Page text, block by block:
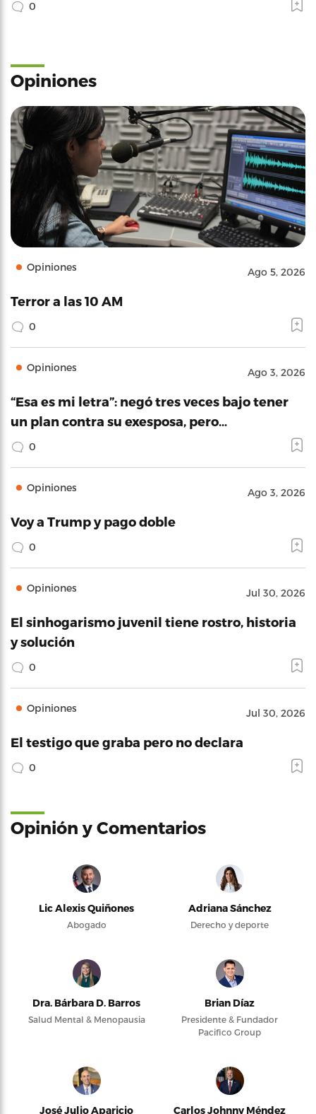
0
Opiniones
Opiniones Ago 5, 2026
Terror a las 10 AM
0
Opiniones Ago 3, 2026
“Esa es mi letra”: negó tres veces bajo tener
un plan contra su exesposa, pero…
0
Opiniones Ago 3, 2026
Voy a Trump y pago doble
0
Opiniones Jul 30, 2026
El sinhogarismo juvenil tiene rostro, historia
y solución
0
Opiniones Jul 30, 2026
El testigo que graba pero no declara
0
Opinión y Comentarios
Lic Alexis Quiñones
Abogado
Adriana Sánchez
Derecho y deporte
Dra. Bárbara D. Barros
Salud Mental & Menopausia
Brian Díaz
Presidente & Fundador
Pacifico Group
José Julio Aparicio Carlos Johnny Méndez